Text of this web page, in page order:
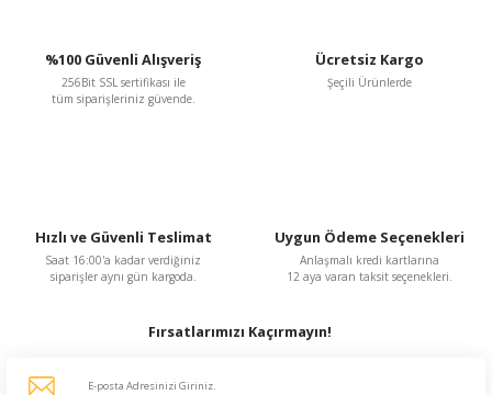
%100 Güvenli Alışveriş
256Bit SSL sertifikası ile
tüm siparişleriniz güvende.
Ücretsiz Kargo
Şeçili Ürünlerde
Hızlı ve Güvenli Teslimat
Saat 16:00'a kadar verdiğiniz
siparişler aynı gün kargoda.
Uygun Ödeme Seçenekleri
Anlaşmalı kredi kartlarına
12 aya varan taksit seçenekleri.
Fırsatlarımızı Kaçırmayın!